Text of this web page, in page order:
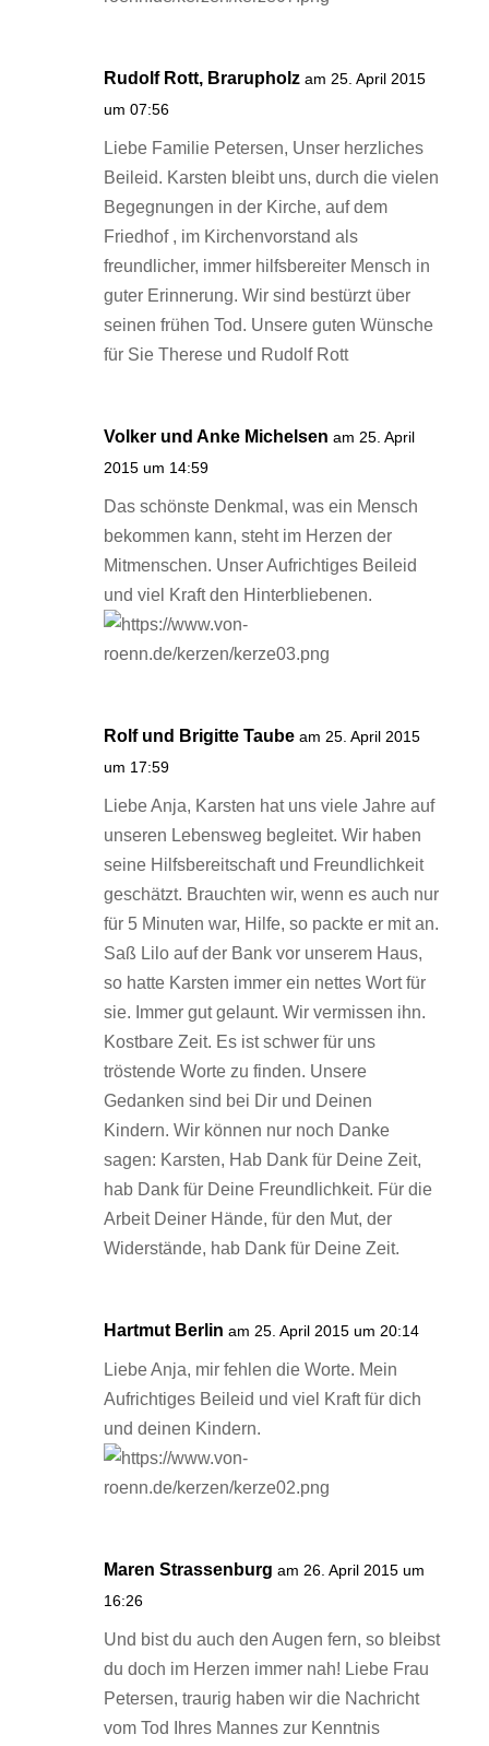
Rudolf Rott, Brarupholz am 25. April 2015
um 07:56
Liebe Familie Petersen, Unser herzliches
Beileid. Karsten bleibt uns, durch die vielen
Begegnungen in der Kirche, auf dem
Friedhof , im Kirchenvorstand als
freundlicher, immer hilfsbereiter Mensch in
guter Erinnerung. Wir sind bestürzt über
seinen frühen Tod. Unsere guten Wünsche
für Sie Therese und Rudolf Rott
Volker und Anke Michelsen am 25. April
2015 um 14:59
Das schönste Denkmal, was ein Mensch
bekommen kann, steht im Herzen der
Mitmenschen. Unser Aufrichtiges Beileid
und viel Kraft den Hinterbliebenen.
Rolf und Brigitte Taube am 25. April 2015
um 17:59
Liebe Anja, Karsten hat uns viele Jahre auf
unseren Lebensweg begleitet. Wir haben
seine Hilfsbereitschaft und Freundlichkeit
geschätzt. Brauchten wir, wenn es auch nur
für 5 Minuten war, Hilfe, so packte er mit an.
Saß Lilo auf der Bank vor unserem Haus,
so hatte Karsten immer ein nettes Wort für
sie. Immer gut gelaunt. Wir vermissen ihn.
Kostbare Zeit. Es ist schwer für uns
tröstende Worte zu finden. Unsere
Gedanken sind bei Dir und Deinen
Kindern. Wir können nur noch Danke
sagen: Karsten, Hab Dank für Deine Zeit,
hab Dank für Deine Freundlichkeit. Für die
Arbeit Deiner Hände, für den Mut, der
Widerstände, hab Dank für Deine Zeit.
Hartmut Berlin am 25. April 2015 um 20:14
Liebe Anja, mir fehlen die Worte. Mein
Aufrichtiges Beileid und viel Kraft für dich
und deinen Kindern.
Maren Strassenburg am 26. April 2015 um
16:26
Und bist du auch den Augen fern, so bleibst
du doch im Herzen immer nah! Liebe Frau
Petersen, traurig haben wir die Nachricht
vom Tod Ihres Mannes zur Kenntnis